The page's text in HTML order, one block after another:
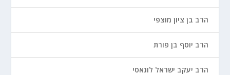
הרב בן ציון מוצפי
הרב יוסף בן פורת
הרב יעקב ישראל לוגאסי